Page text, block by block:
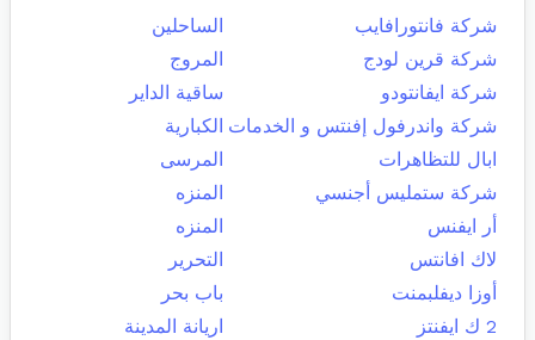
شركة فانتورافايب
الساحلين
شركة قرين لودج
المروج
شركة ايفانتودو
ساقية الداير
شركة واندرفول إفنتس و الخدمات الكبارية
ابال للتظاهرات
المرسى
شركة ستمليس أجنسي
المنزه
أر ايفنس
المنزه
لاك افانتس
التحرير
أوزا ديفلبمنت
باب بحر
2 ك ايفنتز
اريانة المدينة